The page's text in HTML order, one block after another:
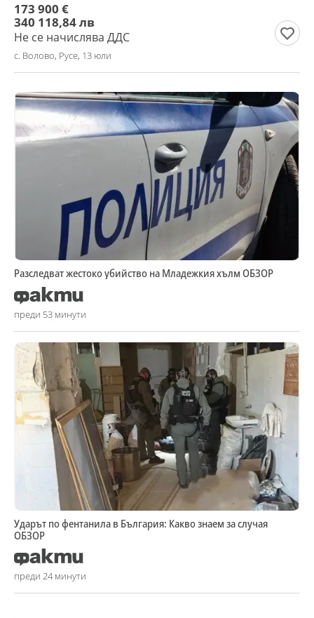
173 900 €
340 118,84 лв
Не се начислява ДДС
с. Волово, Русе, 13 юли
Разследват жестоко убийство на Младежкия хълм ОБЗОР
преди 53 минути
Ударът по фентанила в България: Какво знаем за случая
ОБЗОР
преди 24 минути